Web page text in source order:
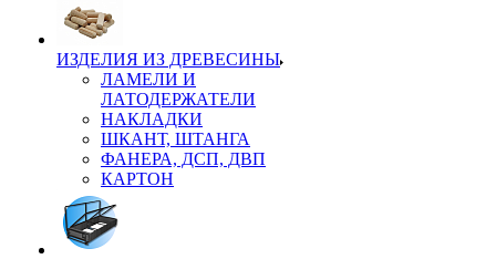
ИЗДЕЛИЯ ИЗ ДРЕВЕСИНЫ
ЛАМЕЛИ И
ЛАТОДЕРЖАТЕЛИ
НАКЛАДКИ
ШКАНТ, ШТАНГА
ФАНЕРА, ДСП, ДВП
КАРТОН